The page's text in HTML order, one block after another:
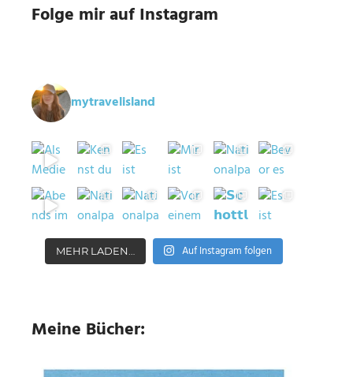
Folge mir auf Instagram
mytravelisland
MEHR LADEN… Auf Instagram folgen
Meine Bücher: